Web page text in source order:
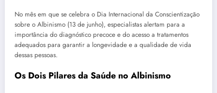
No mês em que se celebra o Dia Internacional da Conscientização
sobre o Albinismo (13 de junho), especialistas alertam para a
importância do diagnóstico precoce e do acesso a tratamentos
adequados para garantir a longevidade e a qualidade de vida
dessas pessoas.
Os Dois Pilares da Saúde no Albinismo